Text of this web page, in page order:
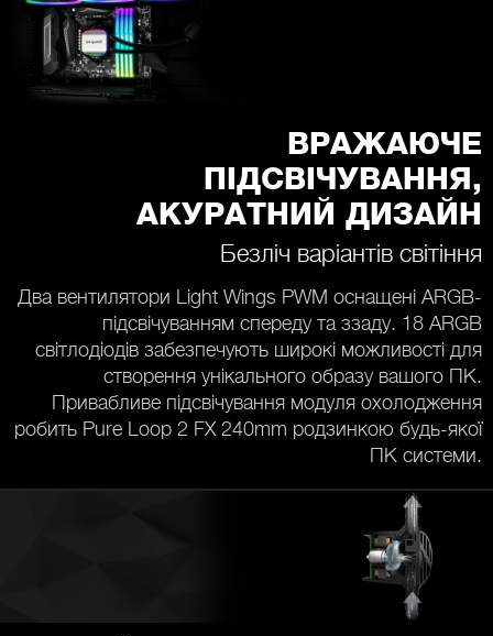
ВРАЖАЮЧЕ
ПІДСВІЧУВАННЯ,
АКУРАТНИЙ ДИЗАЙН
Безліч варіантів світіння
Два вентилятори Light Wings PWM оснащені ARGB-
підсвічуванням спереду та ззаду. 18 ARGB
світлодіодів забезпечують широкі можливості для
створення унікального образу вашого ПК.
Привабливе підсвічування модуля охолодження
робить Pure Loop 2 FX 240mm родзинкою будь-якої
ПК системи.